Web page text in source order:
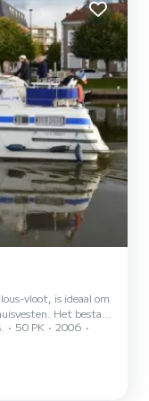
vloot, is ideaal om
Het bestaat
en 1
tweepersoonsbed
De
50 PK
2006